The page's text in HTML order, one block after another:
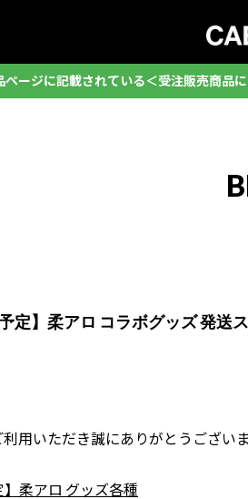
ージに記載されている＜受注販売商品
定】柔アロ コラボグッズ 発送
用いただき誠にありがとうございま
】柔アロ グッズ各種